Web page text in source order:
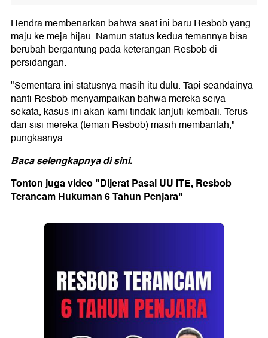
Hendra membenarkan bahwa saat ini baru Resbob yang
maju ke meja hijau. Namun status kedua temannya bisa
berubah bergantung pada keterangan Resbob di
persidangan.
"Sementara ini statusnya masih itu dulu. Tapi seandainya
nanti Resbob menyampaikan bahwa mereka seiya
sekata, kasus ini akan kami tindak lanjuti kembali. Terus
dari sisi mereka (teman Resbob) masih membantah,"
pungkasnya.
Baca selengkapnya disini.
Tonton juga video "Dijerat Pasal UU ITE, Resbob
Terancam Hukuman 6 Tahun Penjara"